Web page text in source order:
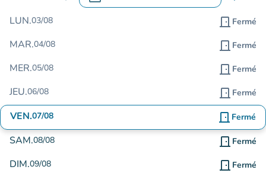
LUN.03/08 door_front Fermé
MAR.04/08 door_front Fermé
MER.05/08 door_front Fermé
JEU.06/08 door_front Fermé
VEN.07/08 door_front Fermé
SAM.08/08 door_front Fermé
DIM.09/08 door_front Fermé